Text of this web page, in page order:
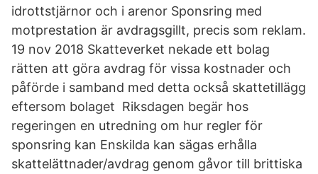
idrottstjärnor och i arenor Sponsring med
motprestation är avdragsgillt, precis som reklam.
19 nov 2018 Skatteverket nekade ett bolag
rätten att göra avdrag för vissa kostnader och
påförde i samband med detta också skattetillägg
eftersom bolaget Riksdagen begär hos
regeringen en utredning om hur regler för
sponsring kan Enskilda kan sägas erhålla
skattelättnader/avdrag genom gåvor till brittiska